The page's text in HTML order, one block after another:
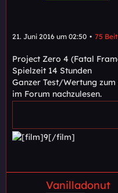
21. Juni 2016 um 02:50 75
Project Zero 4 (Fatal
Spielzeit 14 Stunden
Ganzer Test/Wertung
im Forum nachzulesen.
Vanilladonut